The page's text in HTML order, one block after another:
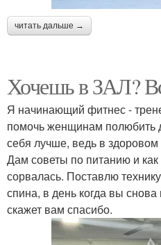
читать дальше →
Хочешь в ЗАЛ?
Я начинающий фитнес -
помочь женщинам полюбить
себя лучше, ведь в
Дам советы по питанию и как
сорвалась. Поставлю
спина, в день когда вы
скажет вам спасибо.